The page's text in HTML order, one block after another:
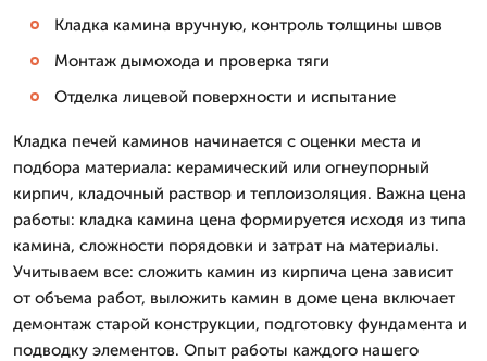
Кладка камина вручную, контроль толщины швов
Монтаж дымохода и проверка тяги
Отделка лицевой поверхности и испытание
Кладка печей каминов начинается с оценки места и
подбора материала: керамический или огнеупорный
кирпич, кладочный раствор и теплоизоляция. Важна цена
работы: кладка камина цена формируется исходя из типа
камина, сложности порядовки и затрат на материалы.
Учитываем все: сложить камин из кирпича цена зависит
от объема работ, выложить камин в доме цена включает
демонтаж старой конструкции, подготовку фундамента и
подводку элементов. Опыт работы каждого нашего